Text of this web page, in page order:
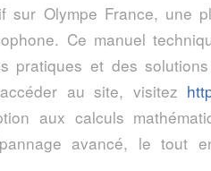
sur Olympe France, une
Ce manuel
pratiques et des
au site, visitez
aux calculs
avancé, le tout